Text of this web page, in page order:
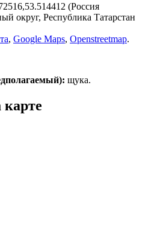
(Россия
округ, Республика Татарстан
, Google Maps, Openstreetmap.
щука.